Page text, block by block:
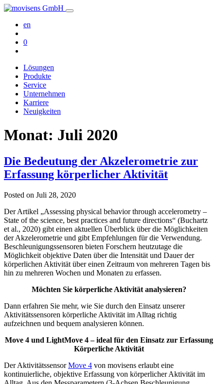
en
0
Lösungen
Produkte
Service
Unternehmen
Karriere
Neuigkeiten
Monat: Juli 2020
Die Bedeutung der Akzelerometrie zur
Erfassung körperlicher Aktivität
Posted on Juli 28, 2020
Der Artikel „Assessing physical behavior through accelerometry –
State of the science, best practices and future directions“ (Buchartz
et al., 2020) gibt einen aktuellen Überblick über die Möglichkeiten
der Akzelerometrie und gibt Empfehlungen für die Verwendung.
Beschleunigungssensoren bieten Forschern heutzutage die
Möglichkeit objektive Daten über die Intensität und Dauer der
körperlichen Aktivität über einen Zeitraum von mehreren Tagen bis
hin zu mehreren Wochen und Monaten zu erfassen.
Möchten Sie körperliche Aktivität analysieren?
Dann erfahren Sie mehr, wie Sie durch den Einsatz unserer
Aktivitätssensoren körperliche Aktivität im Alltag richtig
aufzeichnen und bequem analysieren können.
Move 4 und LightMove 4 – ideal für den Einsatz zur Erfassung
Körperliche Aktivität
Der AktivitätssensorMove 4 von movisens erlaubt eine
kontinuierliche, objektive Erfassung von körperlicher Aktivität im